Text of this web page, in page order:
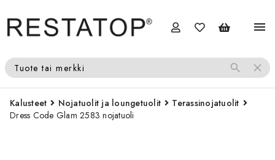
menu
Tuote tai merkki search close
Kalusteet Nojatuolit ja loungetuolit
Terassinojatuolit
Dress Code Glam 2583 nojatuoli